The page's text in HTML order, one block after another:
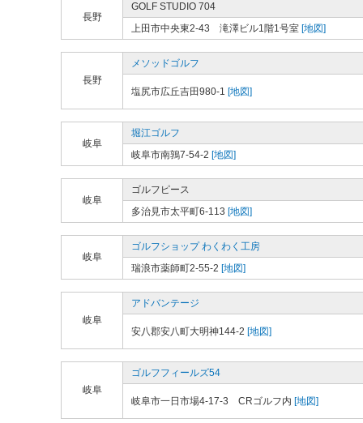
長野
GOLF STUDIO 704
上田市中央東2-43 滝澤ビル1階1号室 [地図]
長野
メソッドゴルフ
塩尻市広丘吉田980-1 [地図]
岐阜
堀江ゴルフ
岐阜市南鶉7-54-2 [地図]
岐阜
ゴルフピース
多治見市太平町6-113 [地図]
岐阜
ゴルフショップ わくわく工房
瑞浪市薬師町2-55-2 [地図]
岐阜
アドバンテージ
安八郡安八町大明神144-2 [地図]
岐阜
ゴルフフィールズ54
岐阜市一日市場4-17-3 CRゴルフ内 [地図]